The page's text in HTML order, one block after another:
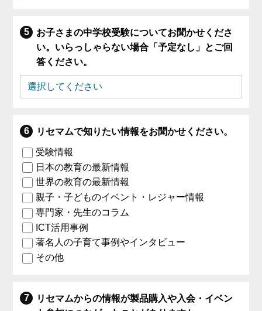
お子さまの中学校受験についてお聞かせくださ
い。いらっしゃらない場合「予定なし」とご回
答ください。
リセマムで知りたい情報をお聞かせください。
受験情報
日本の教育の最新情報
世界の教育の最新情報
親子・子どものイベント・レジャー情報
専門家・先生のコラム
ICT活用事例
著名人の子育て事例やインタビュー
その他
リセマムからの情報が製品購入や入会・イベン